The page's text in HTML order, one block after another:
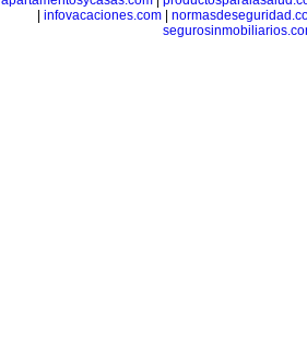
infovacaciones.com|